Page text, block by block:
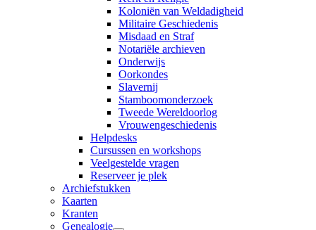
Koloniën van Weldadigheid
Militaire Geschiedenis
Misdaad en Straf
Notariële archieven
Onderwijs
Oorkondes
Slavernij
Stamboomonderzoek
Tweede Wereldoorlog
Vrouwengeschiedenis
Helpdesks
Cursussen en workshops
Veelgestelde vragen
Reserveer je plek
Archiefstukken
Kaarten
Kranten
Genealogie